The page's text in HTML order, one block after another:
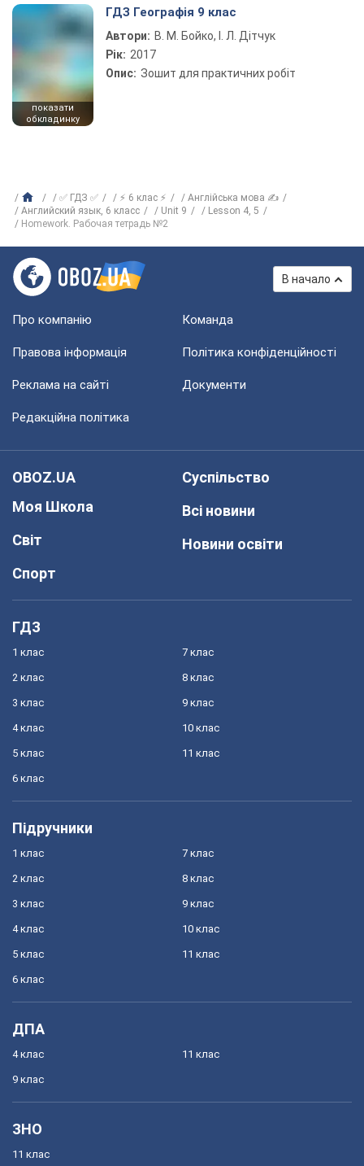
показати
обкладинку
ГДЗ Географія 9 клас
Автори: В. М. Бойко, І. Л. Дітчук
Рік: 2017
Опис: Зошит для практичних робіт
✅ ГДЗ ✅ ⚡ 6 клас ⚡
Англійська мова ✍
Английский язык, 6 класс
Unit 9
Lesson 4, 5
Homework. Рабочая тетрадь №2
В начало
Про компанію Команда
Правова інформація Політика конфіденційності
Реклама на сайті Документи
Редакційна політика
OBOZ.UA
Моя Школа
Світ
Спорт
Суспільство
Всі новини
Новини освіти
ГДЗ
1 клас
2 клас
3 клас
4 клас
5 клас
6 клас
7 клас
8 клас
9 клас
10 клас
11 клас
Підручники
1 клас
2 клас
3 клас
4 клас
5 клас
6 клас
7 клас
8 клас
9 клас
10 клас
11 клас
ДПА
4 клас
9 клас
11 клас
ЗНО
11 клас